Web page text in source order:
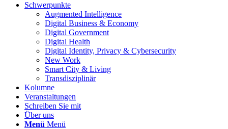
Schwerpunkte
Augmented Intelligence
Digital Business & Economy
Digital Government
Digital Health
Digital Identity, Privacy & Cybersecurity
New Work
Smart City & Living
Transdisziplinär
Kolumne
Veranstaltungen
Schreiben Sie mit
Über uns
Menü Menü